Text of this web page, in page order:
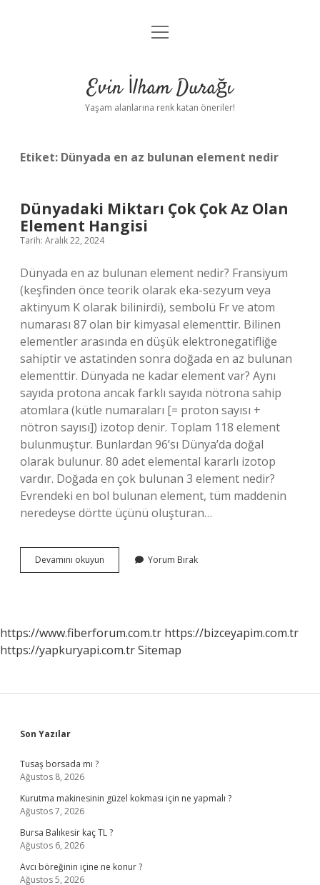
Anasayfa
Yasal Uyarı
menüyü
Evin İlham Durağı
Yaşam alanlarına renk katan öneriler!
Etiket: Dünyada en az bulunan element nedir
Dünyadaki Miktarı Çok Çok Az Olan
Element Hangisi
Tarih: Aralık 22, 2024
Dünyada en az bulunan element nedir? Fransiyum
(keşfinden önce teorik olarak eka-sezyum veya
aktinyum K olarak bilinirdi), sembolü Fr ve atom
numarası 87 olan bir kimyasal elementtir. Bilinen
elementler arasında en düşük elektronegatifliğe
sahiptir ve astatinden sonra doğada en az bulunan
elementtir. Dünyada ne kadar element var? Aynı
sayıda protona ancak farklı sayıda nötrona sahip
atomlara (kütle numaraları [= proton sayısı +
nötron sayısı]) izotop denir. Toplam 118 element
bulunmuştur. Bunlardan 96’sı Dünya’da doğal
olarak bulunur. 80 adet elemental kararlı izotop
vardır. Doğada en çok bulunan 3 element nedir?
Evrendeki en bol bulunan element, tüm maddenin
neredeyse dörtte üçünü oluşturan…
Devamını okuyun Dünyadaki
Miktarı
Element
Hangisi
Yorum Bırak
https://www.fiberforum.com.tr https://bizceyapim.com.tr
https://yapkuryapi.com.trSitemap
Sidebar
Son Yazılar
Tusaş borsada mı ?
Ağustos 8, 2026
Kurutma makinesinin güzel kokması için ne yapmalı ?
Ağustos 7, 2026
Bursa Balıkesir kaç TL ?
Ağustos 6, 2026
Avcı böreğinin içine ne konur ?
Ağustos 5, 2026